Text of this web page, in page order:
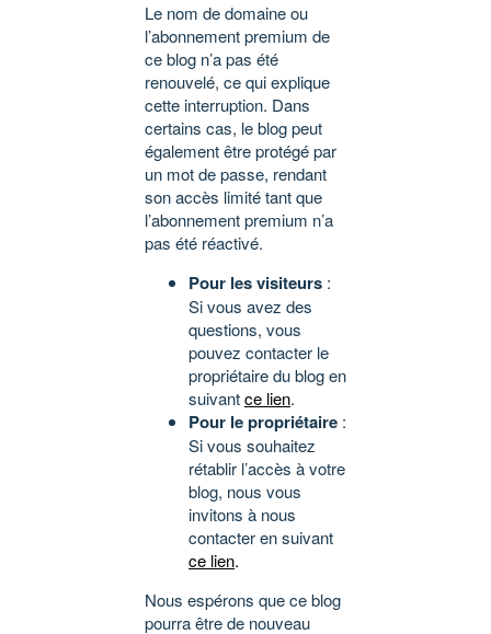
Le nom de domaine ou
l’abonnement premium de
ce blog n’a pas été
renouvelé, ce qui explique
cette interruption. Dans
certains cas, le blog peut
également être protégé par
un mot de passe, rendant
son accès limité tant que
l’abonnement premium n’a
pas été réactivé.
Pour les visiteurs :
Si vous avez des
questions, vous
pouvez contacter le
propriétaire du blog en
suivantce lien.
Pour le propriétaire :
Si vous souhaitez
rétablir l’accès à votre
blog, nous vous
invitons à nous
contacter en suivant
ce lien.
Nous espérons que ce blog
pourra être de nouveau